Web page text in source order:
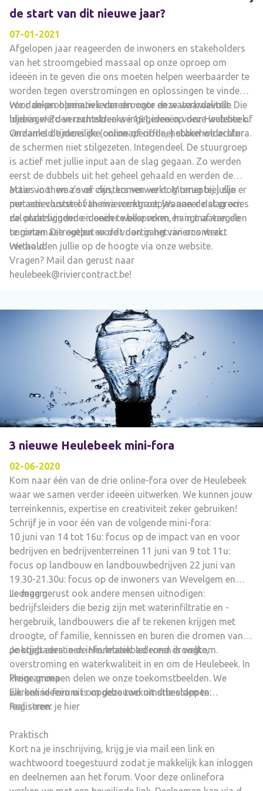
de start van dit nieuwe jaar?
07-01-2021
Afgelopen jaar reageerden de inwoners en stakeholders
van het stroomgebied massaal op onze oproep om
ideeën in te geven die ons moeten helpen weerbaarder te
worden tegen overstromingen en oplossingen te vinden
voor de problematiek van droogte en waterkwaliteit. Die
ideeën werden rechtstreeks ingegeven op deze website of
verzameld tijdens de (online of offline) stakeholdersfora.
We danken opnieuw iedereen voor deze waardevolle
bijdrage! Zo verzamelden we 161 ideeën voor Heulebeek.
Ondanks de moeilijke coronaperiode, hebben we achter
de schermen niet stilgezeten. Integendeel. De stuurgroep
is actief met jullie input aan de slag gegaan. Zo werden
eerst de dubbels uit het geheel gehaald en werden de
acties in thema’s of clusters verwerkt. Momenteel zijn er
per actiecluster of thema werkgroepjes aan de slag om
de onderliggende ideeën te bespreken en in maatregelen
te gieten. Die output wordt dan in het riviercontract
vertaald.
Maar voor we zover zijn, komen we nog terug bij jullie
met een voorstel van riviercontract. Wanneer dat precies
zal plaatsvinden en onder welke vorm, hangt af van de
coronamaatregelen en de voortgang van ons werk.
We houden jullie op de hoogte via onze website.
Vragen? Mail dan gerust naar
heulebeek@riviercontract.be!
3 nieuwe Heulebeek mini-fora
02-06-2020
Kom naar één van de drie online-fora over de Heulebeek
waar we samen verder ideeën uitwerken. We kunnen jouw
terreinkennis, expertise en creativiteit zeker gebruiken!
Schrijf je in voor één van de volgende mini-fora:
10 juni van 14 tot 16u: focus op de impact van en voor
bedrijven en bedrijventerreinen 11 juni van 9 tot 11u:
focus op landbouw en landbouwbedrijven 22 juni van
19.30-21.30u: focus op de inwoners van Wevelgem en
Ledegem
Je mag gerust ook andere mensen uitnodigen:
bedrijfsleiders die bezig zijn met waterinfiltratie en -
hergebruik, landbouwers die af te rekenen krijgen met
droogte, of familie, kennissen en buren die dromen van
pootjebaden in de Heulebeek. Iedereen is welkom.
Programma
Elk online forum is opgebouwd uit drie stappen:
Je krijgt eerst een informatiebad rond droogte,
overstroming en waterkwaliteit in en om de Heulebeek. In
kleine groepen delen we onze toekomstbeelden. We
werken ideeën uit om deze toekomstbeelden te
realiseren.
Registreer je hier
Praktisch
Kort na je inschrijving, krijg je via mail een link en
wachtwoord toegestuurd zodat je makkelijk kan inloggen
en deelnemen aan het forum. Voor deze onlinefora